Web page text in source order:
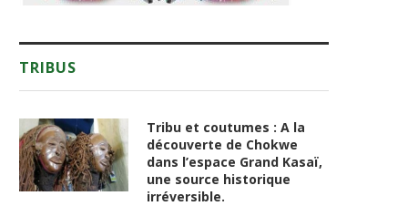
TRIBUS
Tribu et coutumes : A la
découverte de Chokwe
dans l’espace Grand Kasaï,
une source historique
irréversible.